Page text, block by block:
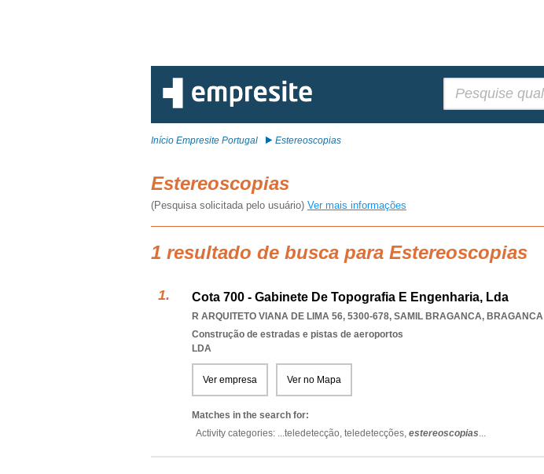
Início Empresite Portugal Estereoscopias
Estereoscopias
(Pesquisa solicitada pelo usuário) Ver mais informações
1 resultado de busca para Estereoscopias
Cota 700 - Gabinete De Topografia E Engenharia, Lda
R ARQUITETO VIANA DE LIMA 56, 5300-678, SAMIL BRAGANCA, BRAGANCA
Construção de estradas e pistas de aeroportos
LDA
Ver empresa Ver no Mapa
Matches in the search for:
Activity categories: ...teledetecção, teledetecções, estereoscopias...